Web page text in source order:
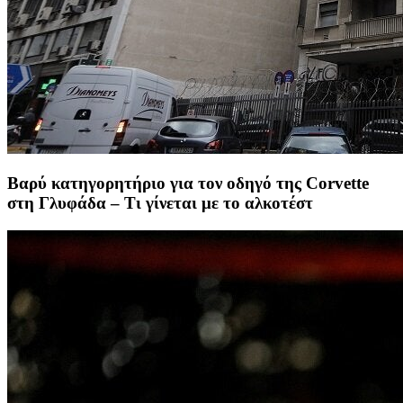
Βαρύ κατηγορητήριο για τον οδηγό της Corvette
στη Γλυφάδα – Τι γίνεται με το αλκοτέστ